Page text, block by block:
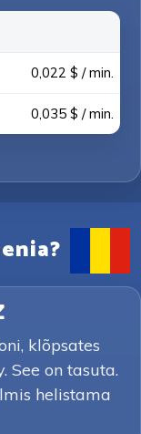
0,022 $ / min.
0,035 $ / min.
klõpsates
See on tasuta.
helistama